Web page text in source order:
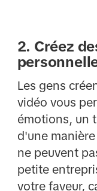
2. Créez
Les gens
vidéo vous
émotions, un
d'une
ne peuvent
petite
votre faveur,